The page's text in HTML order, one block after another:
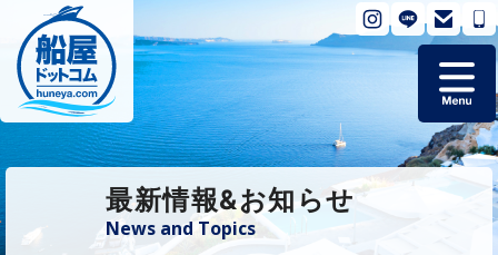
ホーム
最新情報&お知らせ
News and Topics